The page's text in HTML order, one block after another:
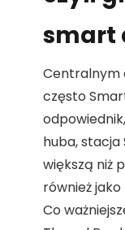
smart
Centralnym
często
huba, stacja
większą niż
również jako
Co